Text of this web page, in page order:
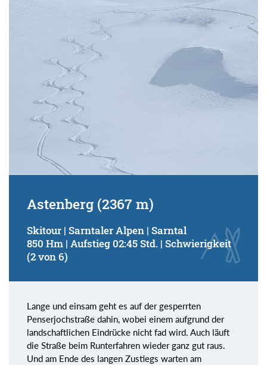
Astenberg (2367 m)
Skitour | Sarntaler Alpen | Sarntal
850 Hm | Aufstieg 02:45 Std. | Schwierigkeit
(2 von 6)
Lange und einsam geht es auf der gesperrten
Penserjochstraße dahin, wobei einem aufgrund der
landschaftlichen Eindrücke nicht fad wird. Auch läuft
die Straße beim Runterfahren wieder ganz gut raus.
Und am Ende des langen Zustiegs warten am